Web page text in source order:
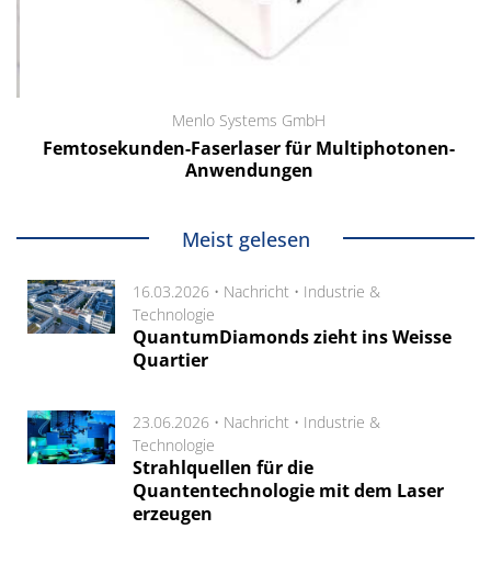
Menlo Systems GmbH
Femtosekunden-Faserlaser für Multiphotonen-
Anwendungen
Meist gelesen
16.03.2026 • Nachricht • Industrie &
Technologie
QuantumDiamonds zieht ins Weisse
Quartier
23.06.2026 • Nachricht • Industrie &
Technologie
Strahlquellen für die
Quantentechnologie mit dem Laser
erzeugen